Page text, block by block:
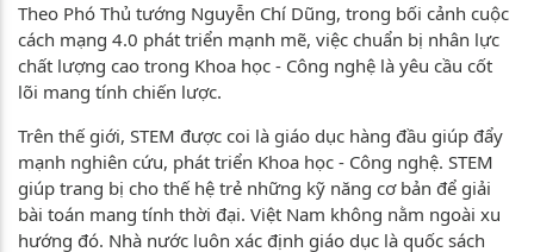
Theo Phó Thủ tướng Nguyễn Chí Dũng, trong bối cảnh cuộc
cách mạng 4.0 phát triển mạnh mẽ, việc chuẩn bị nhân lực
chất lượng cao trong Khoa học - Công nghệ là yêu cầu cốt
lõi mang tính chiến lược.
Trên thế giới, STEM được coi là giáo dục hàng đầu giúp đẩy
mạnh nghiên cứu, phát triển Khoa học - Công nghệ. STEM
giúp trang bị cho thế hệ trẻ những kỹ năng cơ bản để giải
bài toán mang tính thời đại. Việt Nam không nằm ngoài xu
hướng đó. Nhà nước luôn xác định giáo dục là quốc sách